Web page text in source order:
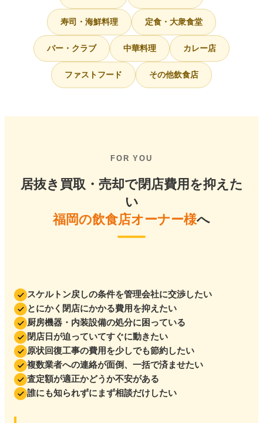
寿司・海鮮料理 定食・大衆食堂
バー・クラブ 中華料理 カレー店
ファストフード その他飲食店
FOR YOU
居抜き買取・売却で閉店費用を抑えた
い
福岡の飲食店オーナー様へ
スケルトン戻しの条件を管理会社に交渉したい
とにかく閉店にかかる費用を抑えたい
厨房機器・内装設備の処分に困っている
閉店日が迫っていてすぐに動きたい
原状回復工事の費用を少しでも節約したい
複数業者への連絡が面倒、一括で済ませたい
査定額が適正かどうか不安がある
誰にも知られずにまず相談だけしたい